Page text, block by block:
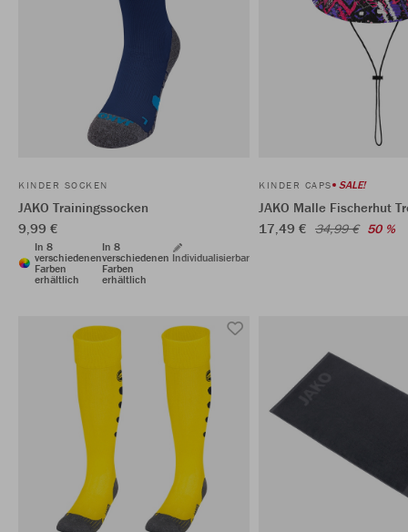
KINDER SOCKEN
JAKO Trainingssocken
9,99 €
In 8
verschiedenen
Farben
erhältlich
In 8
verschiedenen
Farben
erhältlich
Individualisierbar
KINDER CAPS SALE!
JAKO Malle Fischerhut
17,49 € 34,99 € 50 %